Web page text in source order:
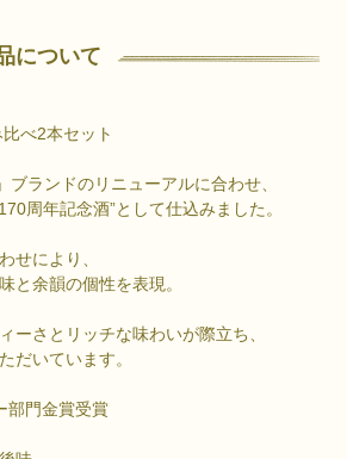
について
べ2本セット
ランドのリニューアルに合わせ、
周年記念酒”として仕込みました。
せにより、
と余韻の個性を表現。
ーさとリッチな味わいが際立ち、
だいています。
部門金賞受賞